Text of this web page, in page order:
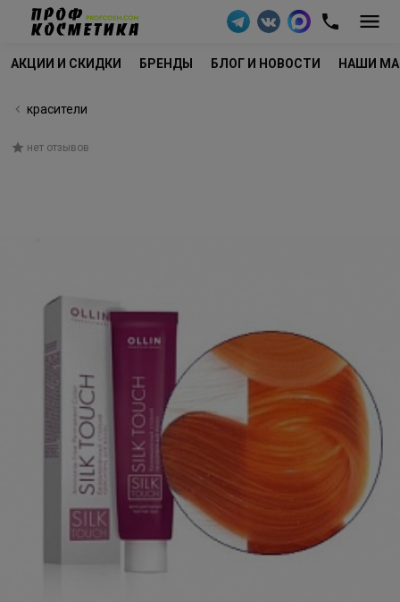
АКЦИИ И СКИДКИ БРЕНДЫ БЛОГ И НОВОСТИ НАШИ
красители
нет отзывов